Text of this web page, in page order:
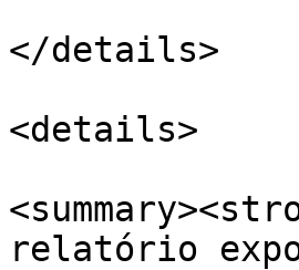
</details>
<details>
relatório